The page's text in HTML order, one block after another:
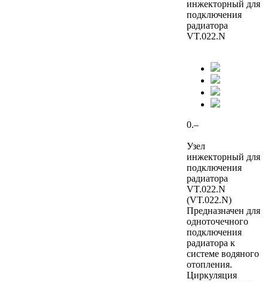
инжекторный для
подключения
радиатора
VT.022.N
0.–
Узел
инжекторный для
подключения
радиатора
VT.022.N
(VT.022.N)
Предназначен для
одноточечного
подключения
радиатора к
системе водяного
отопления.
Циркуляция